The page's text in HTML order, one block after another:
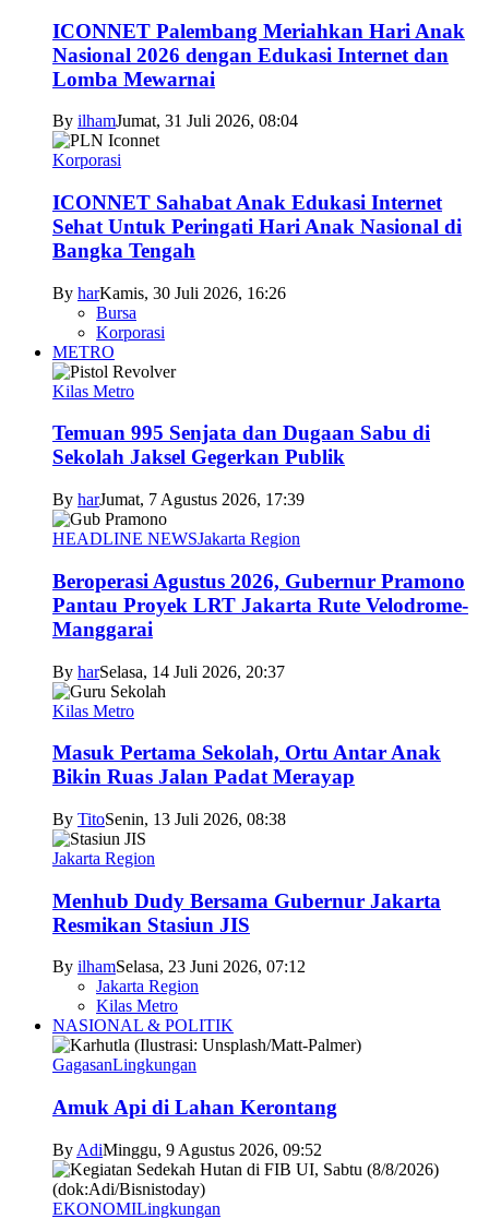
ICONNET Palembang Meriahkan Hari Anak
Nasional 2026 dengan Edukasi Internet dan
Lomba Mewarnai
By ilhamJumat, 31 Juli 2026, 08:04
Korporasi
ICONNET Sahabat Anak Edukasi Internet
Sehat Untuk Peringati Hari Anak Nasional di
Bangka Tengah
By harKamis, 30 Juli 2026, 16:26
Bursa
Korporasi
METRO
Kilas Metro
Temuan 995 Senjata dan Dugaan Sabu di
Sekolah Jaksel Gegerkan Publik
By harJumat, 7 Agustus 2026, 17:39
HEADLINE NEWSJakarta Region
Beroperasi Agustus 2026, Gubernur Pramono
Pantau Proyek LRT Jakarta Rute Velodrome-
Manggarai
By harSelasa, 14 Juli 2026, 20:37
Kilas Metro
Masuk Pertama Sekolah, Ortu Antar Anak
Bikin Ruas Jalan Padat Merayap
By TitoSenin, 13 Juli 2026, 08:38
Jakarta Region
Menhub Dudy Bersama Gubernur Jakarta
Resmikan Stasiun JIS
By ilhamSelasa, 23 Juni 2026, 07:12
Jakarta Region
Kilas Metro
NASIONAL & POLITIK
GagasanLingkungan
Amuk Api di Lahan Kerontang
By AdiMinggu, 9 Agustus 2026, 09:52
EKONOMILingkungan